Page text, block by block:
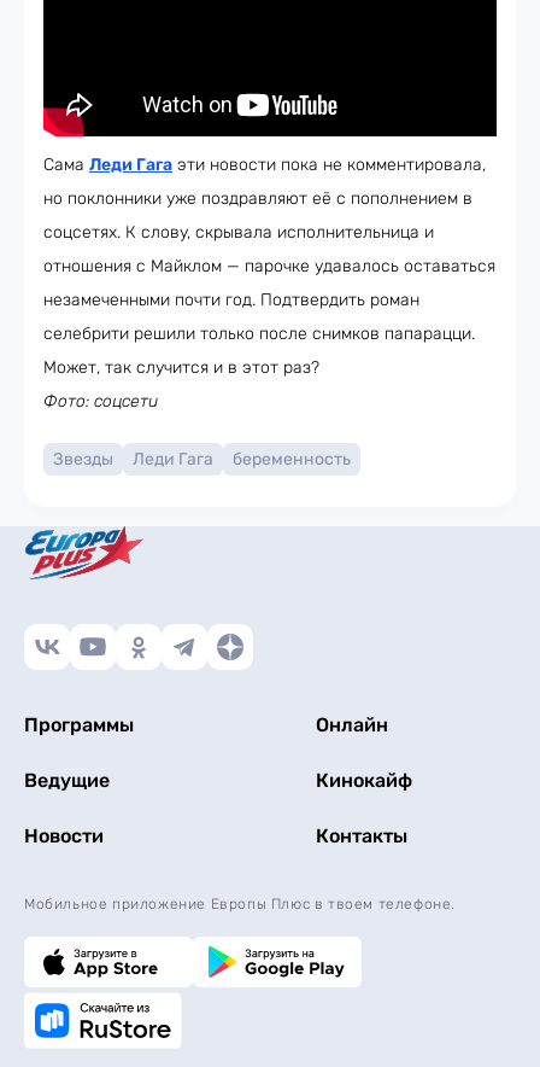
Сама Леди Гага эти новости пока не комментировала,
но поклонники уже поздравляют её с пополнением в
соцсетях. К слову, скрывала исполнительница и
отношения с Майклом — парочке удавалось оставаться
незамеченными почти год. Подтвердить роман
селебрити решили только после снимков папарацци.
Может, так случится и в этот раз?
Фото: соцсети
Звезды Леди Гага беременность
Программы Онлайн
Ведущие Кинокайф
Новости Контакты
Мобильное приложение Европы Плюс в твоем телефоне.